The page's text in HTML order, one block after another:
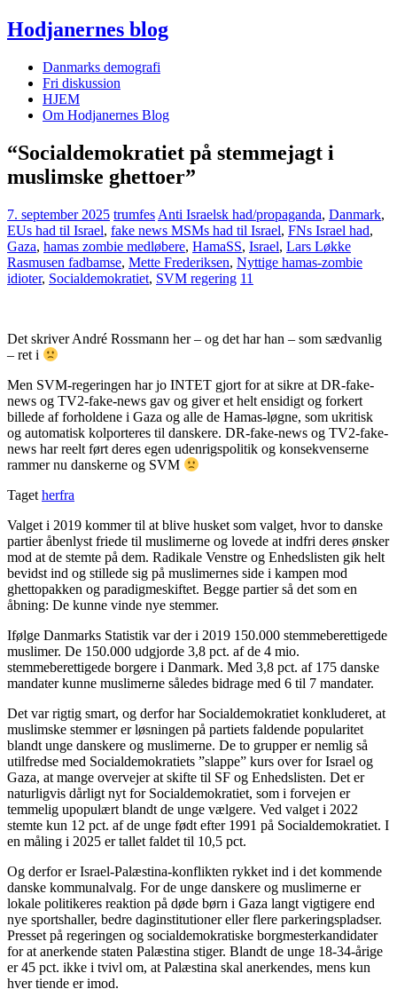
Hodjanernes blog
Danmarks demografi
Fri diskussion
HJEM
Om Hodjanernes Blog
“Socialdemokratiet på stemmejagt i
muslimske ghettoer”
7. september 2025 trumfes Anti Israelsk had/propaganda, Danmark,
EUs had til Israel, fake news MSMs had til Israel, FNs Israel had,
Gaza, hamas zombie medløbere, HamaSS, Israel, Lars Løkke
Rasmusen fadbamse, Mette Frederiksen, Nyttige hamas-zombie
idioter, Socialdemokratiet, SVM regering 11
Det skriver André Rossmann her – og det har han – som sædvanlig
– ret i
Men SVM-regeringen har jo INTET gjort for at sikre at DR-fake-
news og TV2-fake-news gav og giver et helt ensidigt og forkert
billede af forholdene i Gaza og alle de Hamas-løgne, som ukritisk
og automatisk kolporteres til danskere. DR-fake-news og TV2-fake-
news har reelt ført deres egen udenrigspolitik og konsekvenserne
rammer nu danskerne og SVM
Tagetherfra
Valget i 2019 kommer til at blive husket som valget, hvor to danske
partier åbenlyst friede til muslimerne og lovede at indfri deres ønsker
mod at de stemte på dem. Radikale Venstre og Enhedslisten gik helt
bevidst ind og stillede sig på muslimernes side i kampen mod
ghettopakken og paradigmeskiftet. Begge partier så det som en
åbning: De kunne vinde nye stemmer.
Ifølge Danmarks Statistik var der i 2019 150.000 stemmeberettigede
muslimer. De 150.000 udgjorde 3,8 pct. af de 4 mio.
stemmeberettigede borgere i Danmark. Med 3,8 pct. af 175 danske
mandater kunne muslimerne således bidrage med 6 til 7 mandater.
Det var rigtig smart, og derfor har Socialdemokratiet konkluderet, at
muslimske stemmer er løsningen på partiets faldende popularitet
blandt unge danskere og muslimerne. De to grupper er nemlig så
utilfredse med Socialdemokratiets ”slappe” kurs over for Israel og
Gaza, at mange overvejer at skifte til SF og Enhedslisten. Det er
naturligvis dårligt nyt for Socialdemokratiet, som i forvejen er
temmelig upopulært blandt de unge vælgere. Ved valget i 2022
stemte kun 12 pct. af de unge født efter 1991 på Socialdemokratiet. I
en måling i 2025 er tallet faldet til 10,5 pct.
Og derfor er Israel-Palæstina-konflikten rykket ind i det kommende
danske kommunalvalg. For de unge danskere og muslimerne er
lokale politikeres reaktion på døde børn i Gaza langt vigtigere end
nye sportshaller, bedre daginstitutioner eller flere parkeringspladser.
Presset på regeringen og socialdemokratiske borgmesterkandidater
for at anerkende staten Palæstina stiger. Blandt de unge 18-34-årige
er 45 pct. ikke i tvivl om, at Palæstina skal anerkendes, mens kun
hver tiende er imod.